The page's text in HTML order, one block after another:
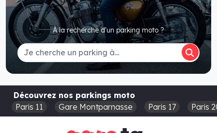
À la recherche d'un parking moto ?
Découvrez nos parkings moto
Paris 11
Gare Montparnasse Paris 17 Paris